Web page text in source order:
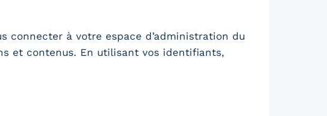
connecter à votre espace d’administration du
et contenus. En utilisant vos identifiants,